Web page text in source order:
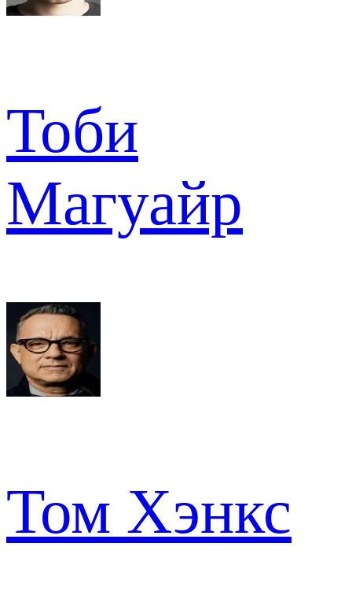
Тоби
Магуайр
Том Хэнкс